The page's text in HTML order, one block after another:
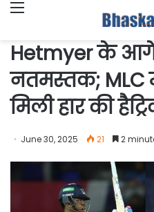
Hetmyer के आगे
नतमस्तक; MLC
मिली हार की
June 30, 2025 21 2